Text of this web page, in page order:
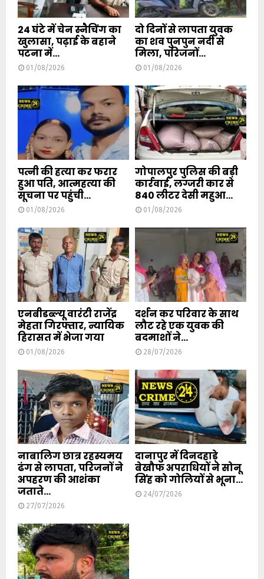
24 घंटे में चेन स्नैचिंग का
खुलासा, पढ़ाई के बहाने
पटना में...
01/08/2026
दो दिनों से लापता युवक
का शव पुनपुन नदी से
मिला, परिजनों...
01/08/2026
पत्नी की हत्या कर फरार
हुआ पति, आत्महत्या की
सूचना पर पहुंची...
01/08/2026
गोपालपुर पुलिस की बड़ी
कार्रवाई, लग्जरी कार से
840 लीटर देसी महुआ...
01/08/2026
एनबीडब्ल्यू वारंटी राजेंद्र
मेहता गिरफ्तार, न्यायिक
हिरासत में भेजा गया
01/08/2026
दर्शन कर परिवार के साथ
लौट रहे एक युवक की
बदमाशों ने...
28/07/2026
नाबालिग छात्र रहस्यमय
ढंग से लापता, परिजनों ने
अपहरण की आशंका
जताते...
27/07/2026
दानापुर में दिनदहाड़े
बेखौफ अपराधियों ने सोनू
सिंह को गोलियों से भूना...
24/07/2026